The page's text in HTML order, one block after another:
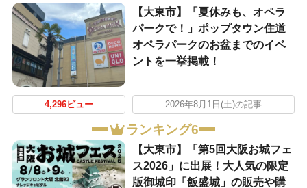
【大東市】「夏休みも、オペラ
パークで！」ポップタウン住道
オペラパークのお盆までのイベ
ントを一挙掲載！
4,296ビュー 2026年8月1日(土)の記事
ランキング6
【大東市】「第5回大阪お城フェ
ス2026」に出展！大人気の限定
版御城印「飯盛城」の販売や購